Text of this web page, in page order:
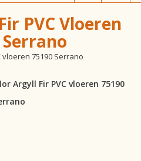
PVC Vloeren
vloeren 75190 Serrano
Argyll Fir PVC vloeren 75190